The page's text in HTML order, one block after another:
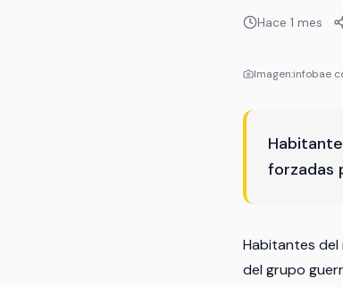
Hace 1 mes
Imagen:infobae
forzadas
Habitantes
del grupo